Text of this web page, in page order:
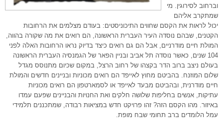
וברחוב לסירוגין. מי
שמתקרב אליהם
יכול לראות את הקסם שחווים התיכוניסטים: בעודם מצלמים את הרחובות
הקטנים, שבהם נוסדה העיר העברית הראשונה, הם רואים את מה שקורה בהווה,
המולת חיים מודרניים, אבל הם גם רואים כיצד בדיוק נראו הרחובות האלה לפני
104 שנים, כאשר נוסדה תל אביב ובניין הפאר של הגמנסיה העברית הראשונה
בעולם ניצב ברוב הדר בקצהו של רחוב הרצל, במקום שכיום מתנוסס מגדל
שלום המוזנח. בהביטם מחוץ לאייפד הם רואים מכוניות ובניינים חדשים והמולת
חיים מודרנית, ובהביטם מבעד לאייפד או לסמארטפון הם רואים מכוניות
עתיקות, אנשים בחליפות שלושה חלקים ואת החנויות והבניינים שפעם עמדו
באיזור. מהו הקסם הזה? זהו פרויקט חדש במציאות רבודה, שמתכננים תלמידי
עמל הלומדים ברב תחומי שבח מופת.